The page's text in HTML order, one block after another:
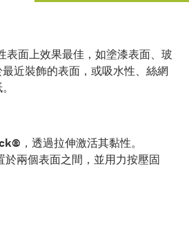
表面上效果最佳，如塗漆表面、玻
近裝飾的表面，或吸水性、絲網
，透過拉伸激活其黏性。
於兩個表面之間，並用力按壓固